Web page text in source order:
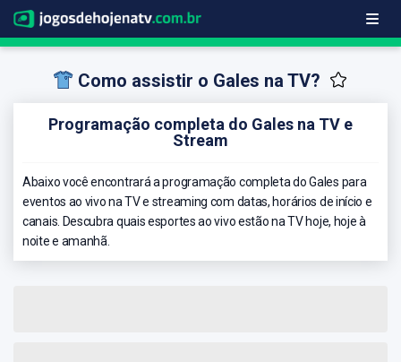
Como assistir o Gales na TV?
Programação completa do Gales na TV e
Stream
Abaixo você encontrará a programação completa do Gales para
eventos ao vivo na TV e streaming com datas, horários de início e
canais. Descubra quais esportes ao vivo estão na TV hoje, hoje à
noite e amanhã.